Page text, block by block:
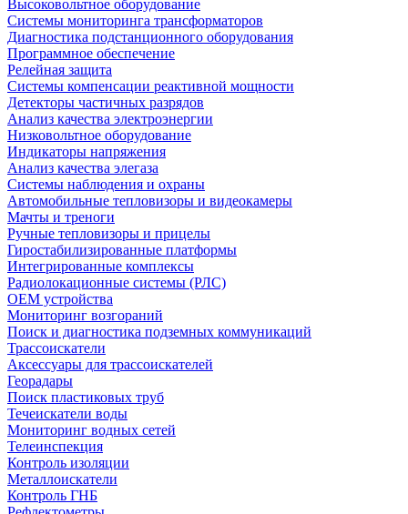
Высоковольтное оборудование
Системы мониторинга трансформаторов
Диагностика подстанционного оборудования
Программное обеспечение
Релейная защита
Системы компенсации реактивной мощности
Детекторы частичных разрядов
Анализ качества электроэнергии
Низковольтное оборудование
Индикаторы напряжения
Анализ качества элегаза
Системы наблюдения и охраны
Автомобильные тепловизоры и видеокамеры
Мачты и треноги
Ручные тепловизоры и прицелы
Гиростабилизированные платформы
Интегрированные комплексы
Радиолокационные системы (РЛС)
OEM устройства
Мониторинг возгораний
Поиск и диагностика подземных коммуникаций
Трассоискатели
Аксессуары для трассоискателей
Георадары
Поиск пластиковых труб
Течеискатели воды
Мониторинг водных сетей
Телеинспекция
Контроль изоляции
Металлоискатели
Контроль ГНБ